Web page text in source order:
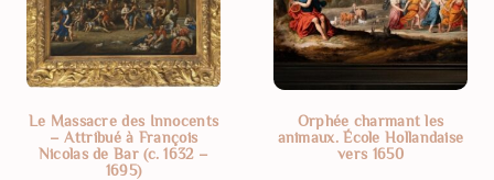
Le Massacre des Innocents
– Attribué à François
Nicolas de Bar (c. 1632 –
1695)
Orphée charmant les
animaux. École Hollandaise
vers 1650